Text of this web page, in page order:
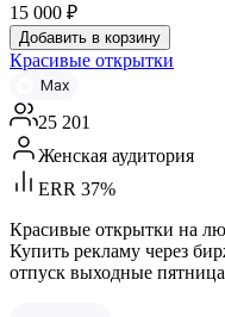
15 000 ₽
Добавить в корзину
Красивые открытки
Max
25 201
Женская аудитория
ERR 37%
Красивые открытки на
Купить рекламу через
отпуск выходные